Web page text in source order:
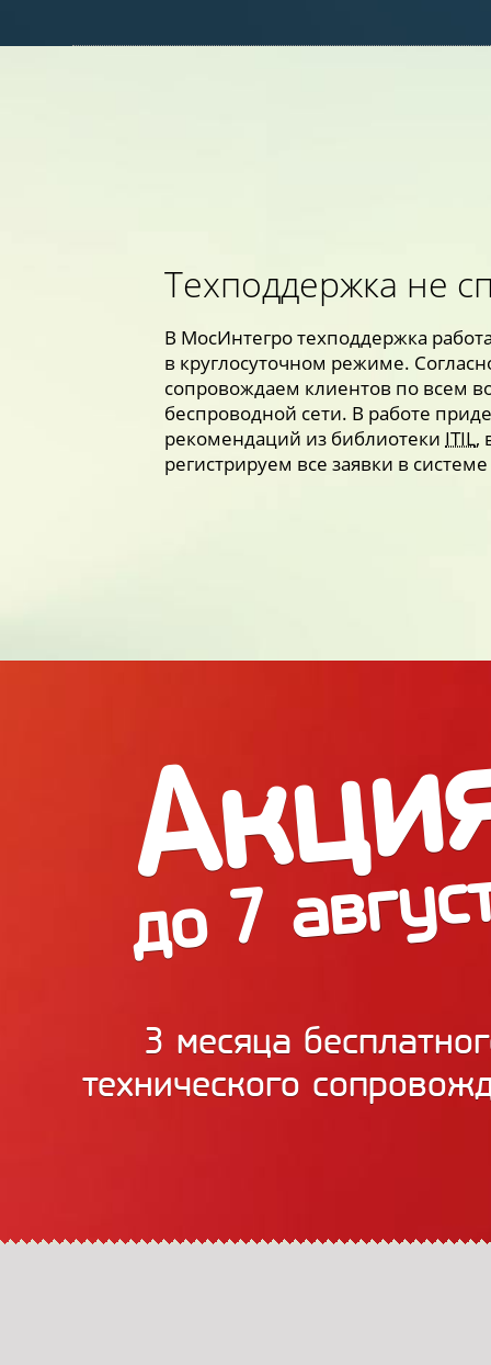
Техподдержка не
В МосИнтегро техподдержка
в круглосуточном режиме.
сопровождаем клиентов по всем
беспроводной сети. В работе
рекомендаций из библиотеки ITIL,
регистрируем все заявки в системе
до 7
3 месяца
технического